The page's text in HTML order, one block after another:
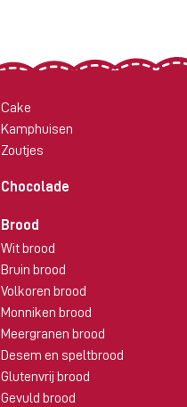
Cake
Kamphuisen
Zoutjes
Chocolade
Brood
Wit brood
Bruin brood
Volkoren brood
Monniken brood
Meergranen brood
Desem en speltbrood
Glutenvrij brood
Gevuld brood